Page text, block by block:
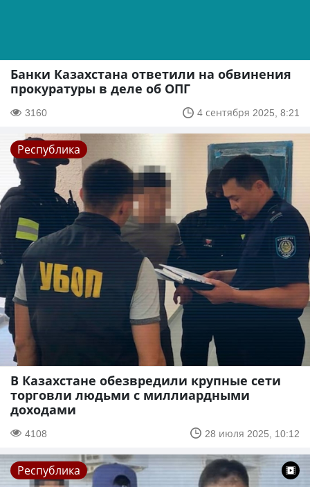
Банки Казахстана ответили на обвинения
прокуратуры в деле об ОПГ
3160 4 сентября 2025, 8:21
Республика
В Казахстане обезвредили крупные сети
торговли людьми с миллиардными
доходами
4108 28 июля 2025, 10:12
Республика